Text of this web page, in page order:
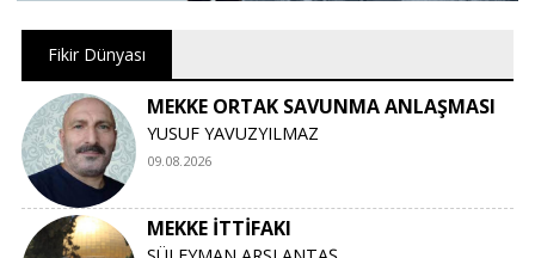
Fikir Dünyası
MEKKE ORTAK SAVUNMA ANLAŞMASI
YUSUF YAVUZYILMAZ
09.08.2026
MEKKE İTTİFAKI